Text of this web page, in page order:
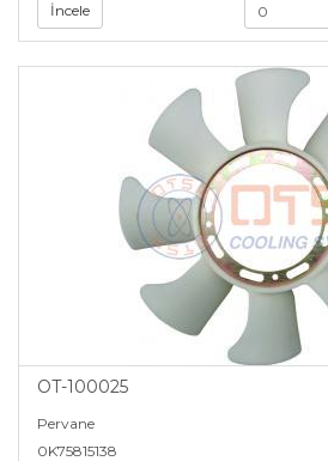
İncele
OT-100025
Pervane
0K75815138